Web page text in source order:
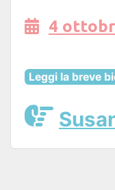
4
Leggi la breve